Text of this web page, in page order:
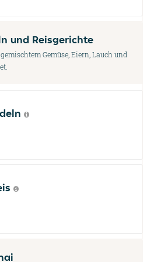
und Reisgerichte
Gemüse, Eiern, Lauch und